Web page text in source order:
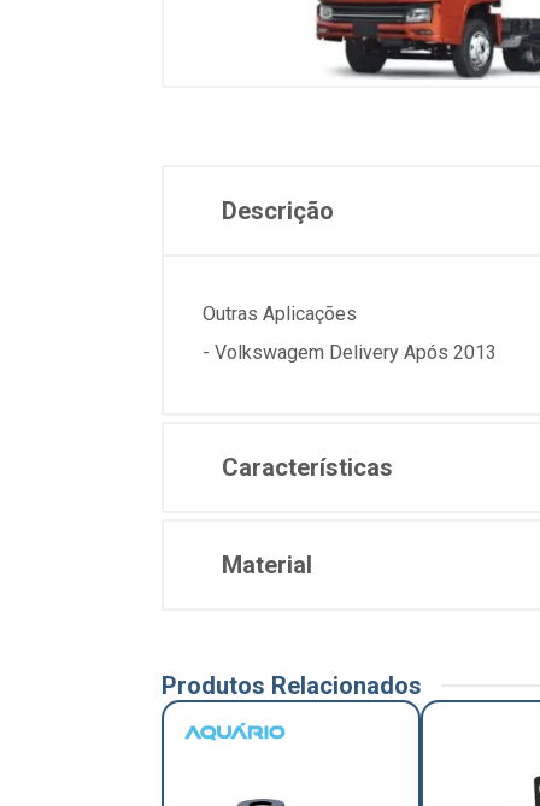
Descrição
Outras Aplicações
- Volkswagem Delivery Após 2013
Características
Material
Produtos Relacionados